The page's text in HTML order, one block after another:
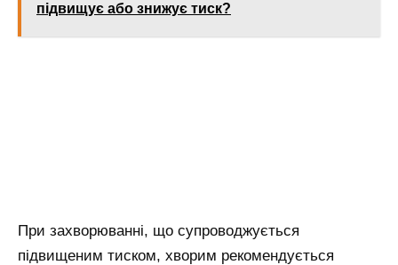
підвищує або знижує тиск?
При захворюванні, що супроводжується
підвищеним тиском, хворим рекомендується